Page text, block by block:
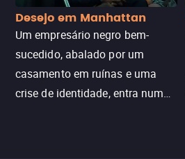
Desejo em Manhattan
Um empresário negro bem-
sucedido, abalado por um
casamento em ruínas e uma
crise de identidade, entra num